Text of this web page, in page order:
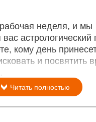
неделя, и мы
астрологический
кому день
и посвятить
Читать полностью